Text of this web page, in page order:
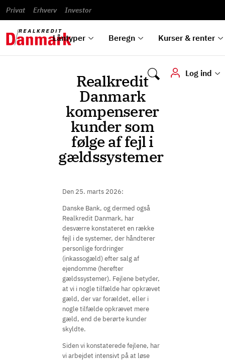
Privat Erhverv Investor
Låntyper Beregn Kurser & renter
Log ind
til bolig
Alle
låntyper
omlægning
Se alle
beregnere
Renteprognose
Bestil
kursovervågning
rentetilpasning
vilkår
Blanketter
Samarbejdspartnere
guides
hvad
vi kan
tilbyde
Realkredit
Danmark
kompenserer
kunder som
følge af fejl i
gældssystemer
Den 25. marts 2026:
Danske Bank, og dermed også
Realkredit Danmark, har
desværre konstateret en række
fejl i de systemer, der håndterer
personlige fordringer
(inkassogæld) efter salg af
ejendomme (herefter
gældssystemer). Fejlene betyder,
at vi i nogle tilfælde har opkrævet
gæld, der var forældet, eller i
nogle tilfælde opkrævet mere
gæld, end de berørte kunder
skyldte.
Siden vi konstaterede fejlene, har
vi arbejdet intensivt på at løse